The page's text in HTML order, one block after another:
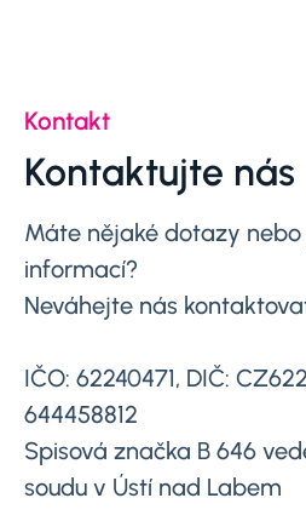
Kontakt
Kontaktujte nás
Máte nějaké dotazy
informací?
Neváhejte nás
IČO: 62240471, DIČ:
644458812
Spisová značka B 646
soudu v Ústí nad Labem